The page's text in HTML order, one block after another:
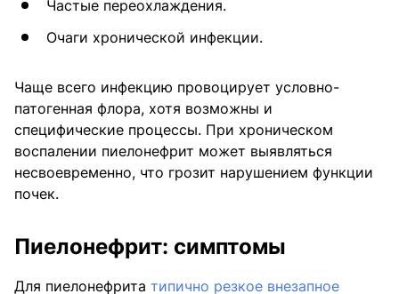
Частые переохлаждения.
Очаги хронической инфекции.
Чаще всего инфекцию провоцирует условно-
патогенная флора, хотя возможны и
специфические процессы. При хроническом
воспалении пиелонефрит может выявляться
несвоевременно, что грозит нарушением функции
почек.
Пиелонефрит: симптомы
Для пиелонефрита типично резкое внезапное